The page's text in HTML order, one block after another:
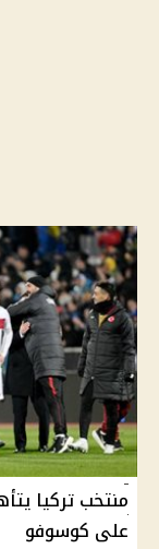
على كوسوفو